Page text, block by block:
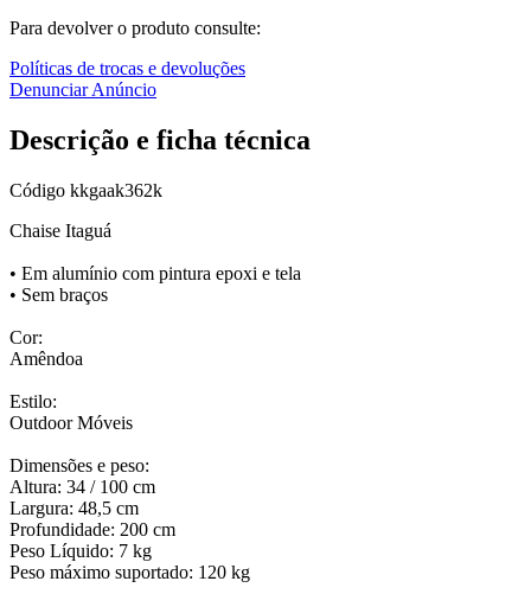
Para devolver o produto consulte:
Políticas de trocas e devoluções
Denunciar Anúncio
Descrição e ficha técnica
Código kkgaak362k
Chaise Itaguá
• Em alumínio com pintura epoxi e tela
• Sem braços
Cor:
Amêndoa
Estilo:
Outdoor Móveis
Dimensões e peso:
Altura: 34 / 100 cm
Largura: 48,5 cm
Profundidade: 200 cm
Peso Líquido: 7 kg
Peso máximo suportado: 120 kg